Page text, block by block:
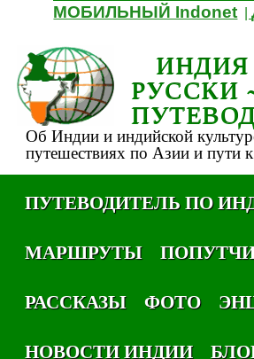
МОБИЛЬНЫЙ Indonet |
ИНДИЯ
РУССКИ
Об Индии и индийской
путешествиях по Азии и пути к
ПУТЕВОДИТЕЛЬ ПО
МАРШРУТЫ
РАССКАЗЫ
ФОТО
НОВОСТИ ИНДИИ